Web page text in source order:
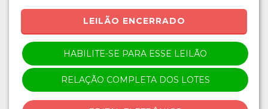
LEILÃO ENCERRADO
HABILITE-SE PARA ESSE LEILÃO
RELAÇÃO COMPLETA DOS LOTES